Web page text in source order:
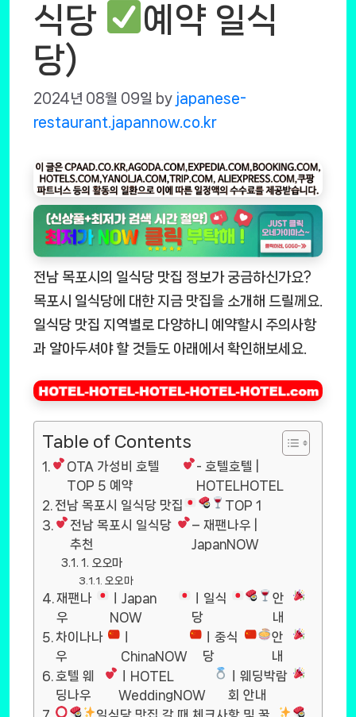
식당
예약 일식
당)
2024년 08월 09일 by japanese-
restaurant.japannow.co.kr
전남 목포시의 일식당 맛집 정보가 궁금하신가요?
목포시 일식당에 대한 지금 맛집을 소개해 드릴께요.
일식당 맛집 지역별로 다양하니 예약할시 주의사항
과 알아두셔야 할 것들도 아래에서 확인해보세요.
Table of Contents
OTA 가성비 호텔
TOP 5 예약
- 호텔호텔 |
HOTELHOTEL
전남 목포시 일식당 맛집
TOP 1
전남 목포시 일식당
추천
– 재팬나우 |
JapanNOW
1. 오오마
오오마
재팬나
우
ㅣJapan
NOW
ㅣ일식
당
안
내
차이나나
우
ChinaNOW
ㅣ중식
당
안
내
호텔 웨
딩나우
ㅣHOTEL
WeddingNOW
ㅣ웨딩박람
회 안내